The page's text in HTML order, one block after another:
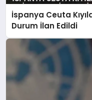
İspanya Ceuta
Durum İlan Edildi